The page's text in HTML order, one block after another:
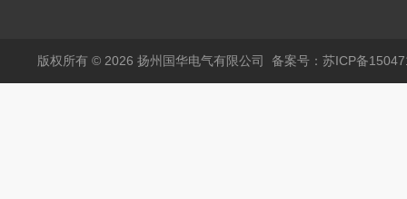
版权所有 © 2026 扬州国华电气有限公司 备案号：苏ICP备